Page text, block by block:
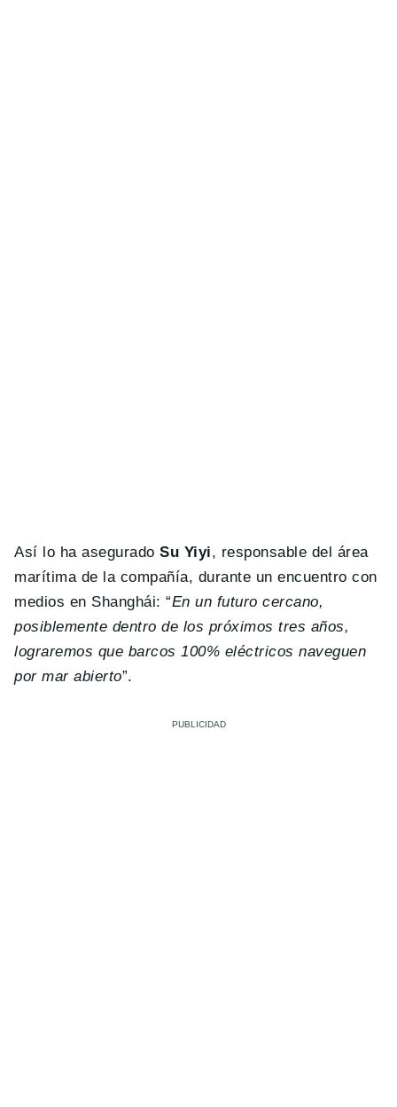
Así lo ha aseguradoSu Yiyi, responsable del área
marítima de la compañía, durante un encuentro con
medios en Shanghái: “En un futuro cercano,
posiblemente dentro de los próximos tres años,
lograremos que barcos 100% eléctricos naveguen
por mar abierto”.